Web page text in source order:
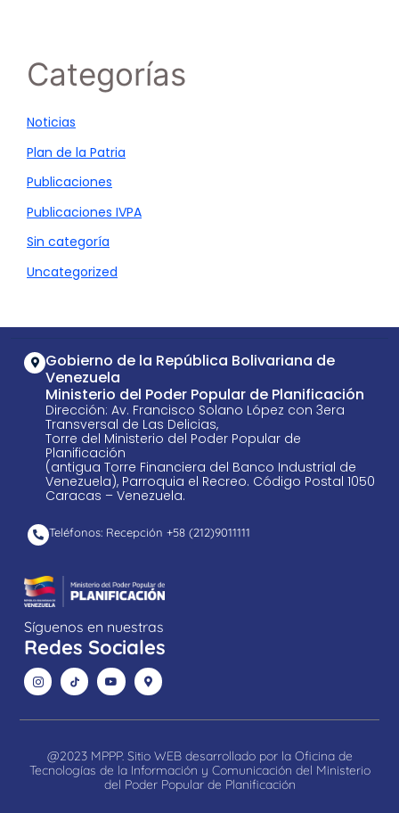
Categorías
Noticias
Plan de la Patria
Publicaciones
Publicaciones IVPA
Sin categoría
Uncategorized
Gobierno de la República Bolivariana de
Venezuela
Ministerio del Poder Popular de Planificación
Dirección: Av. Francisco Solano López con 3era
Transversal de Las Delicias,
Torre del Ministerio del Poder Popular de
Planificación
(antigua Torre Financiera del Banco Industrial de
Venezuela), Parroquia el Recreo. Código Postal 1050
Caracas – Venezuela.
Teléfonos: Recepción +58 ​(212)9011111
Síguenos en nuestras
Redes Sociales
@2023 MPPP. Sitio WEB desarrollado por la Oficina de
Tecnologías de la Información y Comunicación del Ministerio
del Poder Popular de Planificación